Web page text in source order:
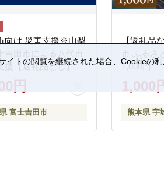
向け 災害支援※山梨
吉田市による八代市
援【返礼品なし】
円
富士吉田市
【返礼品
市 ふるさ
1,000円
1,000
熊本県 宇
トの閲覧を継続された場合、Cookieの利